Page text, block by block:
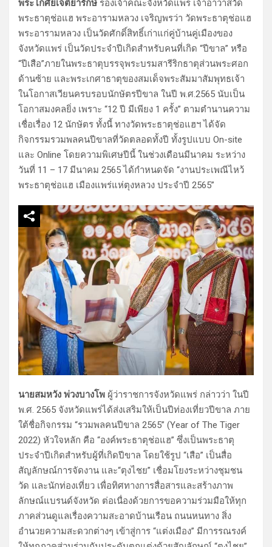
พระโกศัยเจติยารักษ์ รองเจ้าคณะจังหวัดแพร่ เจ้าอาวาสวัด
พระธาตุช่อแฮ พระอารามหลวง เจริญพรว่า วัดพระธาตุช่อแฮ
พระอารามหลวง เป็นวัดศักดิ์สิทธิ์เก่าแก่คู่บ้านคู่เมืองของ
จังหวัดแพร่ เป็นวัดประจำปีเกิดสำหรับคนที่เกิด “ปีขาล” หรือ
“ปีเสือ”ภายในพระธาตุบรรจุพระบรมสารีริกธาตุส่วนพระศอก
ด้านซ้าย และพระเกศาธาตุของสมเด็จพระสัมมาสัมพุทธเจ้า
ในโอกาสเวียนครบรอบนักษัตรปีขาล ในปี พ.ศ.2565 นับเป็น
โอกาสมงคลยิ่ง เพราะ “12 ปี มีเพียง 1 ครั้ง” ตามตำนานความ
เชื่อเรื่อง 12 นักษัตร ทั้งนี้ ทางวัดพระธาตุช่อแฮฯ ได้จัด
กิจกรรมรวมพลคนปีขาลที่วัดตลอดทั้งปี ทั้งรูปแบบ On-site
และ Online โดยความพิเศษปีนี้ ในช่วงเดือนมีนาคม ระหว่าง
วันที่ 11 – 17 มีนาคม 2565 ได้กำหนดจัด “งานประเพณีไหว้
พระธาตุช่อแฮ เมืองแพร่แห่ตุงหลวง ประจำปี 2565”
นายสมหวัง พ่วงบางโพ ผู้ว่าราชการจังหวัดแพร่ กล่าวว่า ในปี
พ.ศ. 2565 จังหวัดแพร่ได้ส่งเสริมให้เป็นปีท่องเที่ยวปีขาล ภาย
ใต้ชื่อกิจกรรม “รวมพลคนปีขาล 2565” (Year of The Tiger
2022) หัวใจหลัก คือ “องค์พระธาตุช่อแฮ” ซึ่งเป็นพระธาตุ
ประจำปีเกิดสำหรับผู้ที่เกิดปีขาล โดยใช้รูป “เสือ” เป็นสื่อ
สัญลักษณ์การจัดงาน และ“ตุงไชย” เชื่อมโยงระหว่างชุมชน
วัด และนักท่องเที่ยว เพื่อทิศทางการสื่อสารและสร้างภาพ
ลักษณ์แบรนด์จังหวัด ต่อเนื่องด้วยการขอความร่วมมือให้ทุก
ภาคส่วนดูแลเรื่องความสะอาดบ้านเรือน ถนนหนทาง สิ่ง
อำนวยความสะดวกต่างๆ เข้าสู่การ “แต่งเมือง” มีการรณรงค์